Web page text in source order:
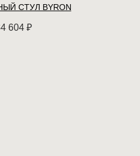
СТУЛ BYRON
604 ₽